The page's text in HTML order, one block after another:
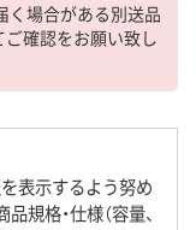
く場合がある別送品
確認をお願い致し
表示するよう努め
規格・仕様（容量、